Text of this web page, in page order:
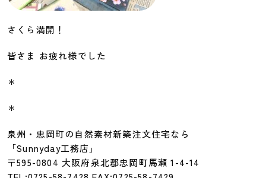
さくら満開！
皆さま お疲れ様でした
＊
＊
泉州・忠岡町の自然素材新築注文住宅なら
「Sunnyday工務店」
〒595-0804 大阪府泉北郡忠岡町馬瀬 1-4-14